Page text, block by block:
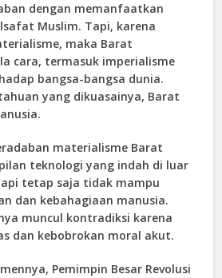
dengan memanfaatkan
Muslim. Tapi, karena
maka Barat
cara, termasuk imperialisme
bangsa-bangsa dunia.
yang dikuasainya, Barat
materialisme Barat
teknologi yang indah di luar
tetap saja tidak mampu
dan kebahagiaan manusia.
muncul kontradiksi karena
dan kebobrokan moral akut.
Pemimpin Besar Revolusi